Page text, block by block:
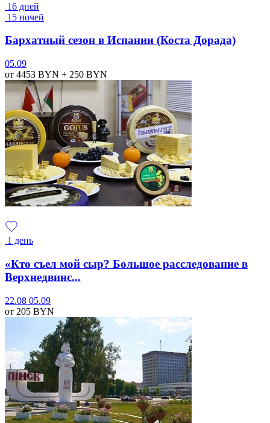
16 дней
15 ночей
Бархатный сезон в Испании (Коста Дорада)
05.09
от 4453 BYN + 250 BYN
1 день
«Кто съел мой сыр? Большое расследование в
Верхнедвинс...
22.08 05.09
от 205 BYN